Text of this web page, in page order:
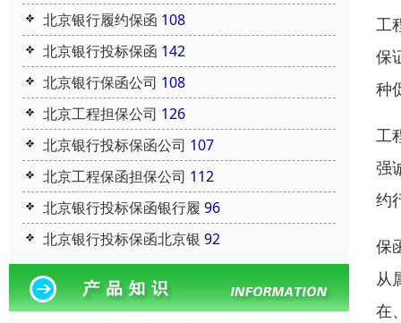
北京银行履约保函 108
北京银行投标保函 142
北京银行保函公司 108
北京工程担保公司 126
北京银行投标保函公司 107
北京工程保函担保公司 112
北京银行投标保函银行履 96
北京银行投标保函北京银 92
工
保
种
工
强
约
保
从
在